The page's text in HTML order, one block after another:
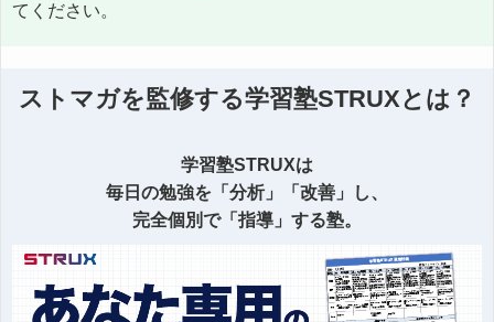
てください。
ストマガを監修する学習塾STRUXとは？
学習塾STRUXは
毎日の勉強を「分析」「改善」し、
完全個別で「指導」する塾。